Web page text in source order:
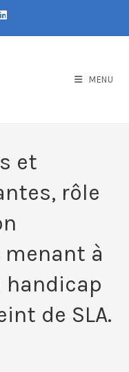
MENU
et
rôle
à
handicap
de SLA.